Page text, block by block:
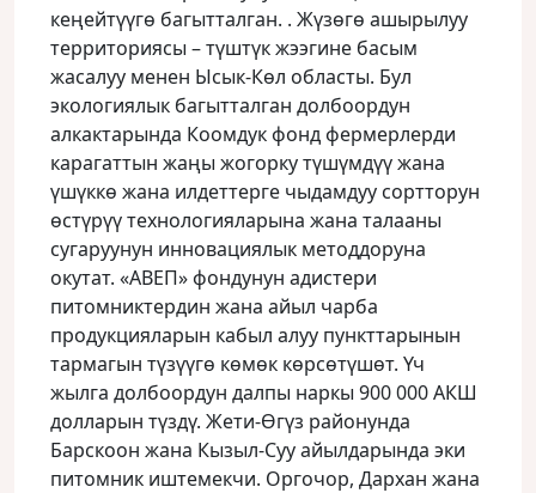
кеңейтүүгө багытталган. . Жүзөгө ашырылуу
территориясы – түштүк жээгине басым
жасалуу менен Ысык-Көл областы. Бул
экологиялык багытталган долбоордун
алкактарында Коомдук фонд фермерлерди
карагаттын жаңы жогорку түшүмдүү жана
үшүккө жана илдеттерге чыдамдуу сортторун
өстүрүү технологияларына жана талааны
сугаруунун инновациялык методдоруна
окутат. «АВЕП» фондунун адистери
питомниктердин жана айыл чарба
продукцияларын кабыл алуу пункттарынын
тармагын түзүүгө көмөк көрсөтүшөт. Үч
жылга долбоордун далпы наркы 900 000 АКШ
долларын түздү. Жети-Өгүз районунда
Барскоон жана Кызыл-Суу айылдарында эки
питомник иштемекчи. Оргочор, Дархан жана